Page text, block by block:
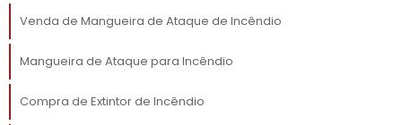
DIRETAMENTE DE
FORNECEDORES B2B
Optar por fornecedores B2B para a compra
Venda de Mangueira de Ataque de Incêndio
Mangueira de Ataque para Incêndio
Compra de Extintor de Incêndio